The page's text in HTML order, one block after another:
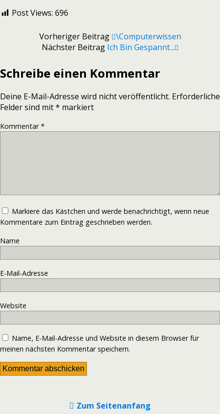
Post Views: 696
Vorheriger Beitrag \Computerwissen
Nächster Beitrag Ich Bin Gespannt...
Schreibe einen Kommentar
Deine E-Mail-Adresse wird nicht veröffentlicht. Erforderliche
Felder sind mit* markiert
Kommentar*
Markiere das Kästchen und werde benachrichtigt, wenn neue
Kommentare zum Eintrag geschrieben werden.
Name
E-Mail-Adresse
Website
Name, E-Mail-Adresse und Website in diesem Browser für
meinen nächsten Kommentar speichern.
Zum Seitenanfang